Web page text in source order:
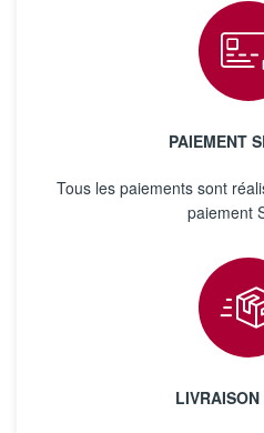
PAIEMENT
Tous les paiements sont
paiement